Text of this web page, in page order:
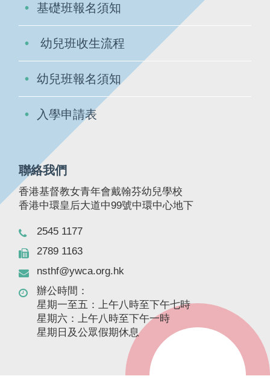
基礎班報名須知
幼兒班收生流程
幼兒班報名須知
入學申請表
聯絡我們
香港基督教女青年會戴翰芬幼兒學校
香港中環皇后大道中99號中環中心地下
2545 1177
2789 1163
nsthf@ywca.org.hk
辦公時間：
星期一至五：上午八時至下午七時
星期六：上午八時至下午一時
星期日及公眾假期休息